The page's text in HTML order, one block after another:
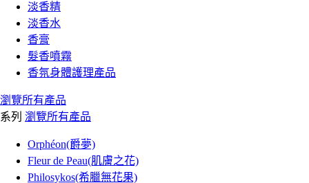
淡香精
淡香水
香膏
髮香噴霧
香氛身體護理產品
瀏覽所有產品
系列 瀏覽所有產品
Orphéon(爵夢)
Fleur de Peau(肌膚之花)
Philosykos(希臘無花果)